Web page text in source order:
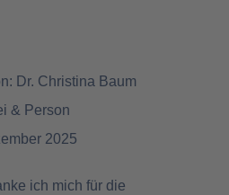
Dr. Christina Baum
& Person
2025
ich mich für die